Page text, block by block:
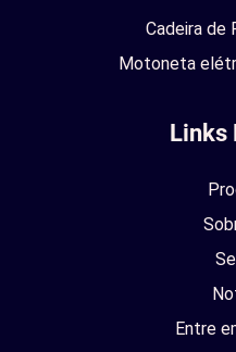
Cadeira de
Motoneta
Links
Entre